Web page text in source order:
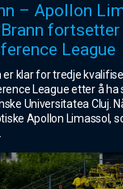
– Apollon
fortsetter
League
er klar for tredje
League etter å ha
Universitatea Cluj.
Apollon Limassol,